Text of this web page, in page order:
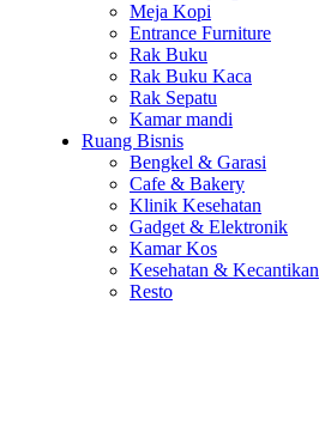
Meja Kopi
Entrance Furniture
Rak Buku
Rak Buku Kaca
Rak Sepatu
Kamar mandi
Ruang Bisnis
Bengkel & Garasi
Cafe & Bakery
Klinik Kesehatan
Gadget & Elektronik
Kamar Kos
Kesehatan & Kecantikan
Resto